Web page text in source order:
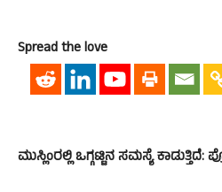
Spread the love
ಮುಸ್ಲಿಂರಲ್ಲಿ ಒಗ್ಗಟ್ಟಿನ ಸಮಸ್ಯೆ ಕಾಡುತ್ತಿದೆ: